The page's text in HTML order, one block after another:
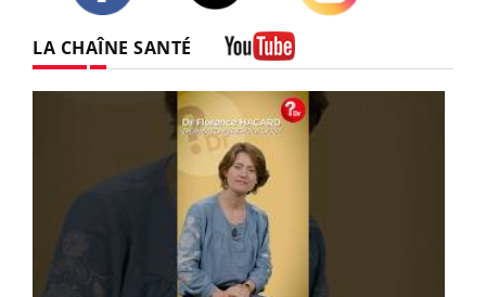
LA CHAÎNE SANTÉ